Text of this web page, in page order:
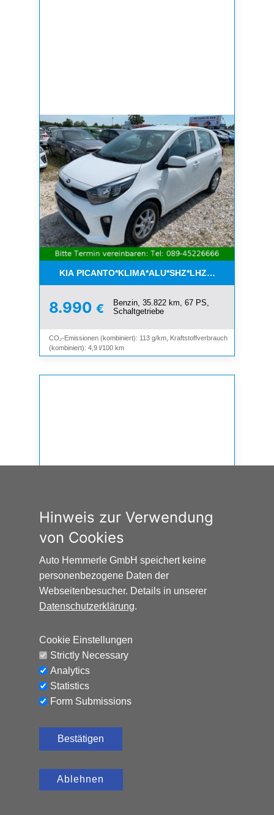
KIA PICANTO*KLIMA*ALU*SHZ*LHZ*BLUETOOTH*
8.990 €
Benzin, 35.822 km, 67 PS,
Schaltgetriebe
CO₂-Emissionen (kombiniert): 113 g/km, Kraftstoffverbrauch
(kombiniert): 4,9 l/100 km
ALFA ROMEO JUNIOR IBRIDA 1.2 VGT 48V-
C
CO₂-Emissionen (kombiniert): 110 g/km,
Hinweis zur Verwendung
von Cookies
Auto Hemmerle GmbH speichert keine
personenbezogene Daten der
Webseitenbesucher. Details in unserer
Datenschutzerklärung.
Cookie Einstellungen
Strictly Necessary
Analytics
Statistics
Form Submissions
Bestätigen
Ablehnen